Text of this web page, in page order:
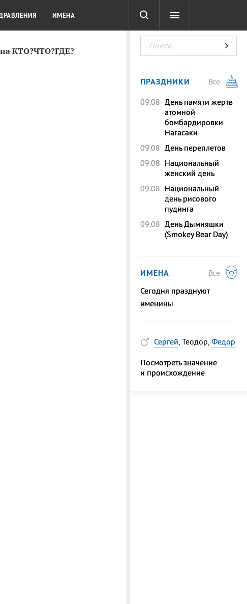
КТО?ЧТО?ГДЕ?
КРАСОТА ТЕСТЫ
ИМЕНА
ПРАЗДНИКИ
Все
09.08 День памяти жертв
атомной
бомбардировки
Нагасаки
09.08 День переплетов
09.08 Национальный
женский день
09.08 Национальный
день рисового
пудинга
09.08 День Дымняшки
(Smokey Bear Day)
ИМЕНА
Все
Сегодня празднуют
именины
Сергей, Теодор, Федор
Посмотреть значение
и происхождение